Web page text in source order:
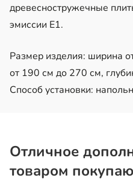
древесностружечные
эмиссии Е1.
Размер изделия: ширина
от 190 см до 270 см,
Способ установки:
Отличное
товаром